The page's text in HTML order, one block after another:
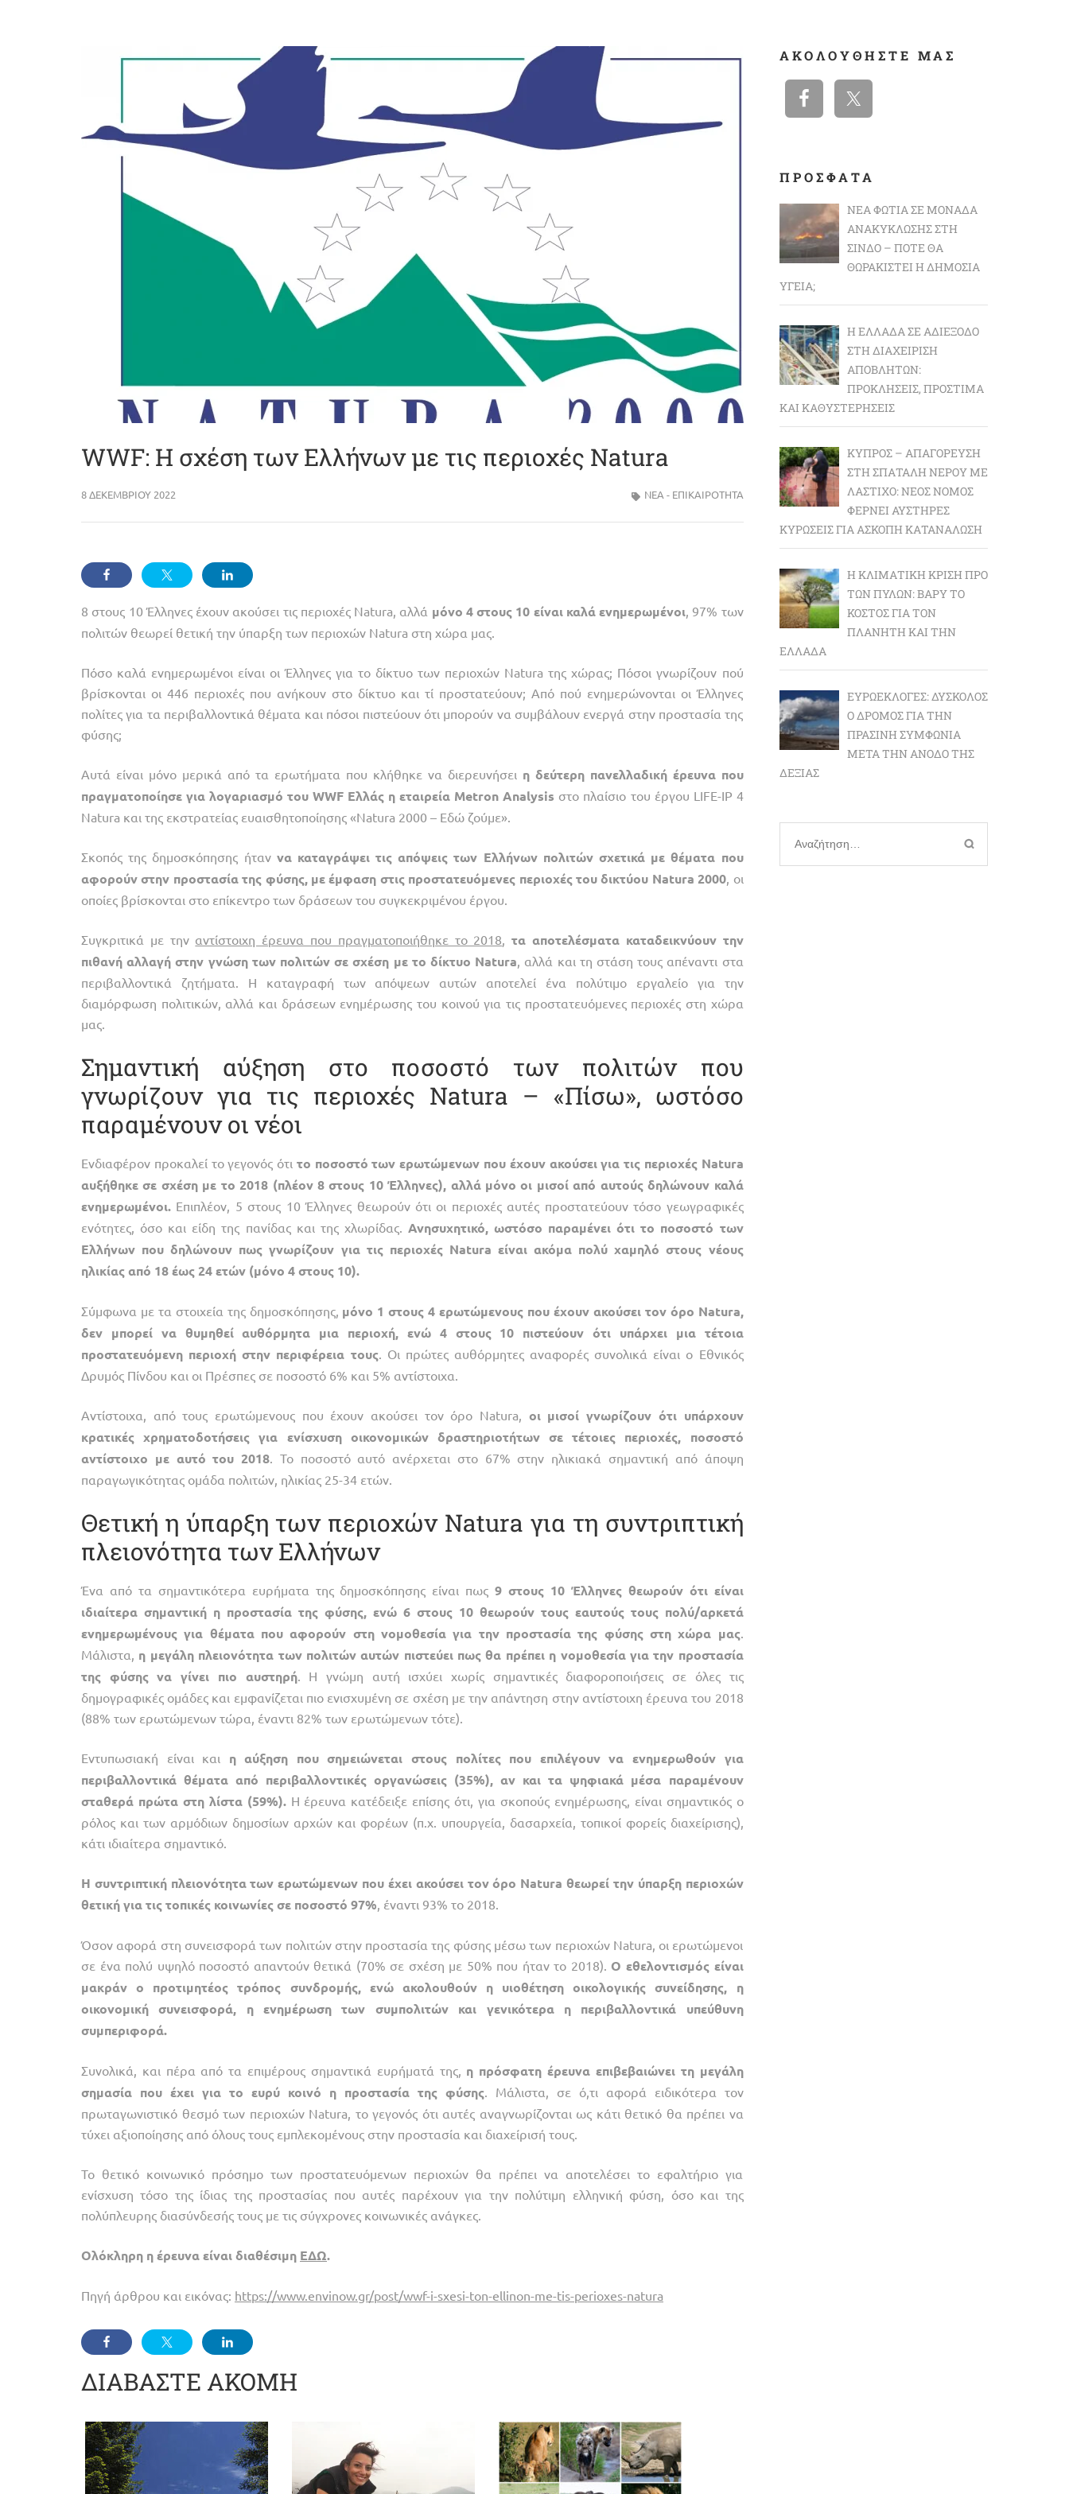
WWF: Η σχέση των Ελλήνων με τις περιοχές Natura
8 ΔΕΚΕΜΒΡΊΟΥ 2022 ΝΈΑ - ΕΠΙΚΑΙΡΌΤΗΤΑ
8 στους 10 Έλληνες έχουν ακούσει τις περιοχές Natura, αλλά μόνο 4 στους 10 είναι καλά ενημερωμένοι , 97% των
πολιτών θεωρεί θετική την ύπαρξη των περιοχών Natura στη χώρα μας
Πόσο καλά ενημερωμένοι είναι οι Έλληνες για το δίκτυο των περιοχών Natura της χώρας; Πόσοι γνωρίζουν πού
βρίσκονται οι 446 περιοχές που ανήκουν στο δίκτυο και τί προστατεύουν; Από πού ενημερώνονται οι Έλληνες
πολίτες για τα περιβαλλοντικά θέματα και πόσοι πιστεύουν ότι μπορούν να συμβάλουν ενεργά στην προστασία της
φύσης;
Αυτά είναι μόνο μερικά από τα ερωτήματα που κλήθηκε να διερευνήσει η δεύτερη πανελλαδική έρευνα που
πραγματοποίησε για λογαριασμό του WWF Ελλάς η εταιρεία Metron Analysis στο πλαίσιο του έργου LIFE-IP 4
Natura και της εκστρατείας ευαισθητοποίησης «Natura 2000 – Εδώ ζούμε».
Σκοπός της δημοσκόπησης ήταν να καταγράψει τις απόψεις των Ελλήνων πολιτών σχετικά με θέματα που
αφορούν στην προστασία της φύσης, με έμφαση στις προστατευόμενες περιοχές του δικτύου Natura 2000 , οι
οποίες βρίσκονται στο επίκεντρο των δράσεων του συγκεκριμένου έργου.
Συγκριτικά με την αντίστοιχη έρευνα που πραγματοποιήθηκε το 2018 ,τα αποτελέσματα καταδεικνύουν την
πιθανή αλλαγή στην γνώση των πολιτών σε σχέση με το δίκτυο Natura , αλλά και τη στάση τους απέναντι στα
περιβαλλοντικά ζητήματα. Η καταγραφή των απόψεων αυτών αποτελεί ένα πολύτιμο εργαλείο για την
διαμόρφωση πολιτικών, αλλά και δράσεων ενημέρωσης του κοινού για τις προστατευόμενες περιοχές στη χώρα
μας.
Σημαντική αύξηση στο ποσοστό των πολιτών που
γνωρίζουν για τις περιοχές Natura – «Πίσω», ωστόσο
παραμένουν οι νέοι
Ενδιαφέρον προκαλεί το γεγονός ότι το ποσοστό των ερωτώμενων που έχουν ακούσει για τις περιοχές Natura
αυξήθηκε σε σχέση με το 2018 (πλέον 8 στους 10 Έλληνες), αλλά μόνο οι μισοί από αυτούς δηλώνουν καλά
ενημερωμένοι. Επιπλέον, 5 στους 10 Έλληνες θεωρούν ότι οι περιοχές αυτές προστατεύουν τόσο γεωγραφικές
ενότητες, όσο και είδη της πανίδας και της χλωρίδας. Ανησυχητικό, ωστόσο παραμένει ότι το ποσοστό των
Ελλήνων που δηλώνουν πως γνωρίζουν για τις περιοχές Natura είναι ακόμα πολύ χαμηλό στους νέους
ηλικίας από 18έως 24ετών (μόνο 4στους 10).
Σύμφωνα με τα στοιχεία της δημοσκόπησης, μόνο 1 στους 4 ερωτώμενους που έχουν ακούσει τον όρο Natura,
δεν μπορεί να θυμηθεί αυθόρμητα μια περιοχή, ενώ 4 στους 10 πιστεύουν ότι υπάρχει μια τέτοια
προστατευόμενη περιοχή στην περιφέρεια τους . Οι πρώτες αυθόρμητες αναφορές συνολικά είναι ο Εθνικός
Δρυμός Πίνδου και οι Πρέσπες σε ποσοστό 6% και 5% αντίστοιχα.
Αντίστοιχα, από τους ερωτώμενους που έχουν ακούσει τον όρο Natura, οι μισοί γνωρίζουν ότι υπάρχουν
κρατικές χρηματοδοτήσεις για ενίσχυση οικονομικών δραστηριοτήτων σε τέτοιες περιοχές,
ποσοστό
αντίστοιχο με αυτό του 2018 . Το ποσοστό αυτό ανέρχεται στο 67% στην ηλικιακά σημαντική από άποψη
παραγωγικότητας ομάδα πολιτών, ηλικίας 25-34 ετών.
Θετική η ύπαρξη των περιοχών Natura για τη συντριπτική
πλειονότητα των Ελλήνων
Ένα από τα σημαντικότερα ευρήματα της δημοσκόπησης είναι πως9 στους 10 Έλληνες θεωρούν ότι είναι
ιδιαίτερα σημαντική η προστασία της φύσης, ενώ 6 στους 10 θεωρούν τους εαυτούς τους πολύ/αρκετά
ενημερωμένους για θέματα που αφορούν στη νομοθεσία για την προστασία της φύσης στη χώρα μας
Μάλιστα, η μεγάλη πλειονότητα των πολιτών αυτών πιστεύει πως θα πρέπει η νομοθεσία για την προστασία
της φύσης να γίνει πιο αυστηρή. Η γνώμη αυτή ισχύει χωρίς σημαντικές διαφοροποιήσεις σε όλες τις
δημογραφικές ομάδες και εμφανίζεται πιο ενισχυμένη σε σχέση με την απάντηση στην αντίστοιχη έρευνα του 2018
(88% των ερωτώμενων τώρα, έναντι 82% των ερωτώμενων τότε).
Εντυπωσιακή είναι και η αύξηση που σημειώνεται στους πολίτες που επιλέγουν να ενημερωθούν για
περιβαλλοντικά θέματα από περιβαλλοντικές οργανώσεις (35%), αν και τα ψηφιακά μέσα παραμένουν
σταθερά πρώτα στη λίστα (59%). Η έρευνα κατέδειξε επίσης ότι, για σκοπούς ενημέρωσης, είναι σημαντικός ο
ρόλος και των αρμόδιων δημοσίων αρχών και φορέων (π.χ. υπουργεία, δασαρχεία, τοπικοί φορείς διαχείρισης),
κάτι ιδιαίτερα σημαντικό.
Η συντριπτική πλειονότητα των ερωτώμενων που έχει ακούσει τον όρο Natura θεωρεί την ύπαρξη περιοχών
θετικήγιατις τοπικές κοινωνίες σε ποσοστό 97% , έναντι 93% το 2018.
Όσον αφορά στη συνεισφορά των πολιτών στην προστασία της φύσης μέσω των περιοχών Natura, οι ερωτώμενοι
σε ένα πολύ υψηλό ποσοστό απαντούν θετικά (70% σε σχέση με 50% που ήταν το 2018). Ο εθελοντισμός είναι
μακράν ο προτιμητέος τρόπος συνδρομής, ενώ ακολουθούν η υιοθέτηση οικολογικής συνείδησης,
η
οικονομική συνεισφορά, η ενημέρωση των συμπολιτών και γενικότερα η περιβαλλοντικά
υπεύθυνη
συμπεριφορά.
Συνολικά, και πέρα από τα επιμέρους σημαντικά ευρήματά της, η πρόσφατη έρευνα επιβεβαιώνει τη μεγάλη
σημασία που έχει για το ευρύ κοινό η προστασία της φύσης . Μάλιστα, σε ό,τι αφορά ειδικότερα τον
πρωταγωνιστικό θεσμό των περιοχών Natura, το γεγονός ότι αυτές αναγνωρίζονται ως κάτι θετικό θα πρέπει να
τύχει αξιοποίησης από όλους τους εμπλεκομένους στην προστασία και διαχείρισή τους.
Το θετικό κοινωνικό πρόσημο των προστατευόμενων περιοχών θα πρέπει να αποτελέσει το εφαλτήριο για
ενίσχυση τόσο της ίδιας της προστασίας που αυτές παρέχουν για την πολύτιμη ελληνική φύση, όσο και της
πολύπλευρης διασύνδεσής τους με τις σύγχρονες κοινωνικές ανάγκες.
Ολόκληρη ηέρευναείναιδιαθέσιμη ΕΔΩ.
Πηγή άρθρου και εικόνας: https://www.envinow.gr/post/wwf-i-sxesi-ton-ellinon-me-tis-perioxes-natura
ΔΙΑΒΑΣΤΕ ΑΚΟΜΗ
ΑΚΟΛΟΥΘΉΣΤΕ ΜΑΣ
ΠΡΟΣΦΑΤΑ
ΝΈΑ ΦΩΤΙΆ ΣΕ ΜΟΝΆΔΑ
ΑΝΑΚΎΚΛΩΣΗΣ ΣΤΗ
ΣΊΝΔΟ – ΠΌΤΕ ΘΑ
ΘΩΡΑΚΙΣΤΕΊ Η ΔΗΜΌΣΙΑ
ΥΓΕΊΑ;
Η ΕΛΛΆΔΑ ΣΕ ΑΔΙΈΞΟΔΟ
ΣΤΗ ΔΙΑΧΕΊΡΙΣΗ
ΑΠΟΒΛΉΤΩΝ:
ΠΡΟΚΛΉΣΕΙΣ, ΠΡΌΣΤΙΜΑ
ΚΑΙ ΚΑΘΥΣΤΕΡΉΣΕΙΣ
ΚΎΠΡΟΣ – ΑΠΑΓΌΡΕΥΣΗ
ΣΤΗ ΣΠΑΤΆΛΗ ΝΕΡΟΎ ΜΕ
ΛΆΣΤΙΧΟ: ΝΈΟΣ ΝΌΜΟΣ
ΦΈΡΝΕΙ ΑΥΣΤΗΡΈΣ
ΚΥΡΏΣΕΙΣ ΓΙΑ ΆΣΚΟΠΗ ΚΑΤΑΝΆΛΩΣΗ
Η ΚΛΙΜΑΤΙΚΉ ΚΡΊΣΗ ΠΡΟ
ΤΩΝ ΠΥΛΏΝ: BΑΡΎ ΤΟ
ΚΌΣΤΟΣ ΓΙΑ ΤΟΝ
ΠΛΑΝΉΤΗ ΚΑΙ ΤΗΝ
ΕΛΛΆΔΑ
ΕΥΡΩΕΚΛΟΓΈΣ: ΔΎΣΚΟΛΟΣ
Ο ΔΡΌΜΟΣ ΓΙΑ ΤΗΝ
ΠΡΆΣΙΝΗ ΣΥΜΦΩΝΊΑ
ΜΕΤΆ ΤΗΝ ΆΝΟΔΟ ΤΗΣ
ΔΕΞΙΆΣ
Αναζήτηση
για: